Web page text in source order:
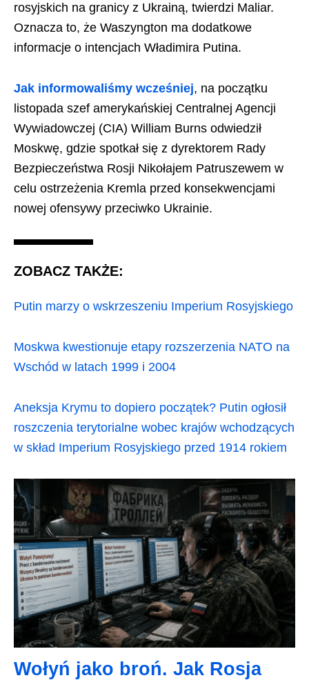
rosyjskich na granicy z Ukrainą, twierdzi Maliar.
Oznacza to, że Waszyngton ma dodatkowe
informacje o intencjach Władimira Putina.
Jak informowaliśmy wcześniej, na początku
listopada szef amerykańskiej Centralnej Agencji
Wywiadowczej (CIA) William Burns odwiedził
Moskwę, gdzie spotkał się z dyrektorem Rady
Bezpieczeństwa Rosji Nikołajem Patruszewem w
celu ostrzeżenia Kremla przed konsekwencjami
nowej ofensywy przeciwko Ukrainie.
ZOBACZ TAKŻE:
Putin marzy o wskrzeszeniu Imperium Rosyjskiego
Moskwa kwestionuje etapy rozszerzenia NATO na
Wschód w latach 1999 i 2004
Aneksja Krymu to dopiero początek? Putin ogłosił
roszczenia terytorialne wobec krajów wchodzących
w skład Imperium Rosyjskiego przed 1914 rokiem
Wołyń jako broń. Jak Rosja